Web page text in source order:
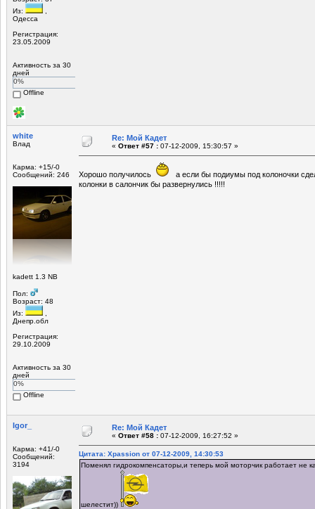
Из:
Одесса
Регистрация:
23.05.2009
Активность за 30
дней
0%
Offline
white
Влад
Карма: +15/-0
Сообщений: 246
kadett 1.3 NB
Пол:
Возраст: 48
Из:
Днепр.обл
Регистрация:
29.10.2009
Активность за 30
дней
0%
Offline
Re: Мой Кадет
« Ответ #57 : 07-12-2009, 15:30:57 »
Хорошо получилось
а если бы подиумы под колоночки
колонки в салончик бы развернулись !!!!!
Igor_
Карма: +41/-0
Сообщений:
3194
Re: Мой Кадет
« Ответ #58 : 07-12-2009, 16:27:52 »
Цитата: Xpassion от 07-12-2009, 14:30:53
Поменял гидрокомпенсаторы,и теперь мой моторчик работает не
шелестит))